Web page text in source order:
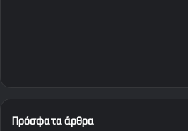
Πρόσφατα άρθρα